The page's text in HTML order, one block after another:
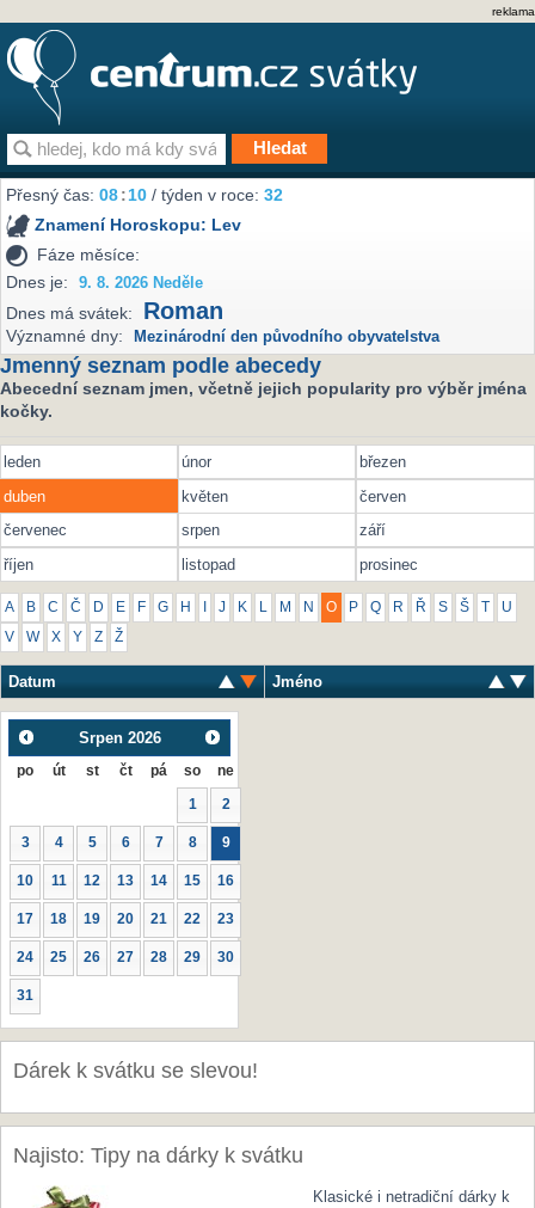
reklama
Přesný čas:08 10 / týden v roce:32
Znamení Horoskopu: Lev
Fáze měsíce:
Dnes je:
9. 8. 2026 Neděle
Dnes má svátek: Roman
Významné dny: Mezinárodní den původního obyvatelstva
Jmenný seznam podle abecedy
Abecední seznam jmen, včetně jejich popularity pro výběr jména
kočky.
leden únor
březen
duben
květen
červen
červenec
srpen
září
říjen
listopad prosinec
A B C Č D E F G H J K L M N O P Q R Ř S Š U
V W X Y Z Ž
Datum Jméno
Srpen 2026
po út st čt pá so ne
1 2
3 4 5 6 7 8 9
10 11 12 13 14 15 16
17 18 19 20 21 22 23
24 25 26 27 28 29 30
31
Dárek k svátku se slevou!
Najisto: Tipy na dárky k svátku
Klasické i netradiční dárky k